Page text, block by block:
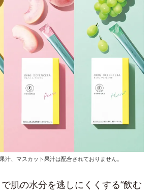
、マスカット果汁は配合されておりません。
肌の水分を逃しにくくする“飲む